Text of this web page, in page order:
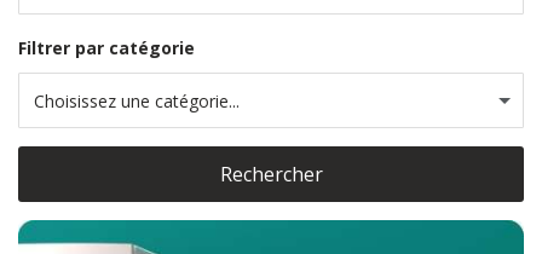
Filtrer par catégorie
Choisissez une catégorie...
Rechercher